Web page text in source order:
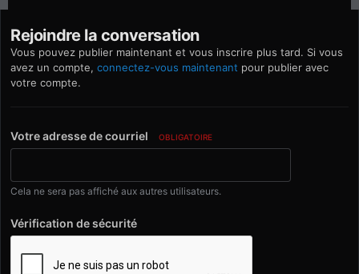
Rejoindre la conversation
Vous pouvez publier maintenant et vous inscrire plus tard. Si vous
avez un compte, connectez-vous maintenant pour publier avec
votre compte.
Votre adresse de courriel OBLIGATOIRE
Cela ne sera pas affiché aux autres utilisateurs.
Vérification de sécurité